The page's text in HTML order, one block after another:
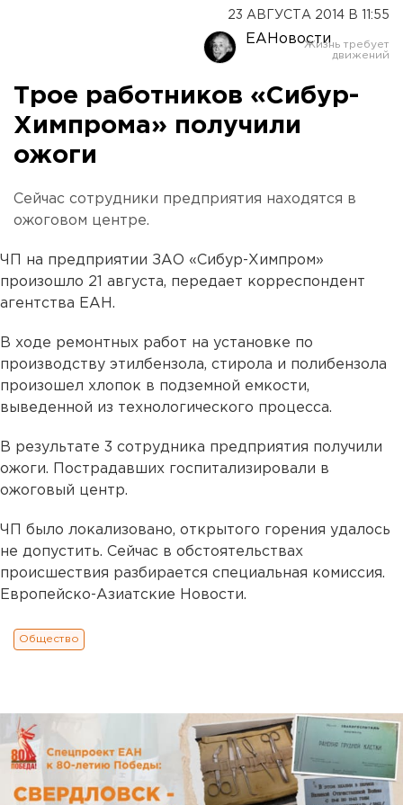
23 АВГУСТА 2014 В 11:55
ЕАНовости
Трое работников «Сибур-
Химпрома» получили
ожоги
Сейчас сотрудники предприятия находятся в
ожоговом центре.
ЧП на предприятии ЗАО «Сибур-Химпром»
произошло 21 августа, передает корреспондент
агентства ЕАН.
В ходе ремонтных работ на установке по
производству этилбензола, стирола и полибензола
произошел хлопок в подземной емкости,
выведенной из технологического процесса.
В результате 3 сотрудника предприятия получили
ожоги. Пострадавших госпитализировали в
ожоговый центр.
ЧП было локализовано, открытого горения удалось
не допустить. Сейчас в обстоятельствах
происшествия разбирается специальная комиссия.
Европейско-Азиатские Новости.
Общество